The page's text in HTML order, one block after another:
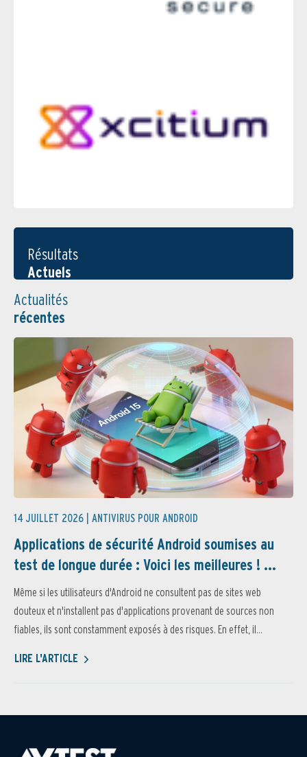
Résultats
Actuels
Actualités
récentes
14 JUILLET 2026 | ANTIVIRUS POUR ANDROID
Applications de sécurité Android soumises au
test de longue durée : Voici les meilleures ! ...
Même si les utilisateurs d'Android ne consultent pas de sites web
douteux et n'installent pas d'applications provenant de sources non
fiables, ils sont constamment exposés à des risques. En effet, il...
LIRE L'ARTICLE